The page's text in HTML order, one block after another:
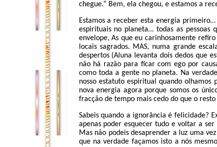
chegue.” Bem, ela chegou, e estamos a
Estamos a receber esta energia
espirituais no planeta… todas as pessoas
envelope, As que eu carinhosamente
locais sagrados. MAS, numa grande
despertos (Aluna levanta dois dedos que
não há razão para ficar com ego por
como toda a gente no planeta. Na
nosso estatuto espiritual quando olhamos
nova energia agora porque somos os
fracção de tempo mais cedo do que o
Sabeis quando a ignorância é felicidade?
apenas poder esquecer tudo e voltar a
Mas não podeis desaprender a luz uma
que na verdade façamos isto a nós